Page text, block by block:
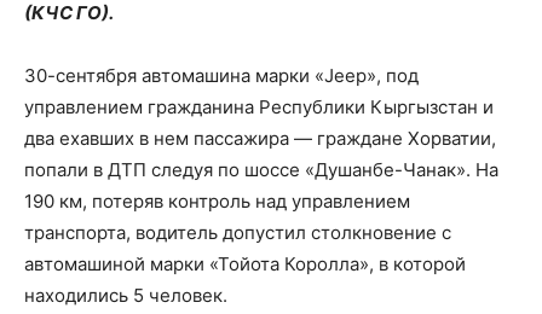
(КЧС ГО).
30-сентября автомашина марки «Jeep», под
управлением гражданина Республики Кыргызстан и
два ехавших в нем пассажира — граждане Хорватии,
попали в ДТП следуя по шоссе «Душанбе-Чанак». На
190 км, потеряв контроль над управлением
транспорта, водитель допустил столкновение с
автомашиной марки «Тойота Королла», в которой
находились 5 человек.